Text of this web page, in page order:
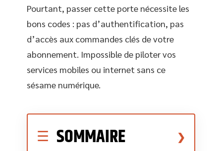
Pourtant, passer cette porte nécessite les
bons codes : pas d’authentification, pas
d’accès aux commandes clés de votre
abonnement. Impossible de piloter vos
services mobiles ou internet sans ce
sésame numérique.
SOMMAIRE